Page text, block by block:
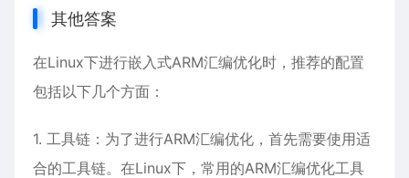
其他答案
在Linux下进行嵌入式ARM汇编优化时，推荐的配置
包括以下几个方面：
1. 工具链：为了进行ARM汇编优化，首先需要使用适
合的工具链。在Linux下，常用的ARM汇编优化工具